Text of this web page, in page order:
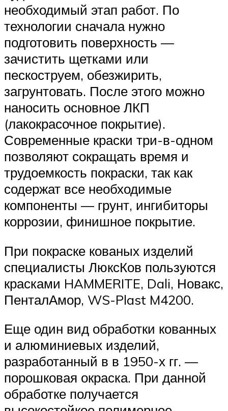
необходимый этап работ. По
технологии сначала нужно
подготовить поверхность —
зачистить щетками или
пескоструем, обезжирить,
загрунтовать. После этого можно
наносить основное ЛКП
(лакокрасочное покрытие).
Современные краски три-в-одном
позволяют сокращать время и
трудоемкость покраски, так как
содержат все необходимые
компоненты — грунт, ингибиторы
коррозии, финишное покрытие.
При покраске кованых изделий
специалисты ЛюксКов пользуются
красками HAMMERITE, Dali, Новакс,
ПенталАмор, WS-Plast M4200.
Еще один вид обработки кованных
и алюминиевых изделий,
разработанный в в 1950-х гг. —
порошковая окраска. При данной
обработке получается